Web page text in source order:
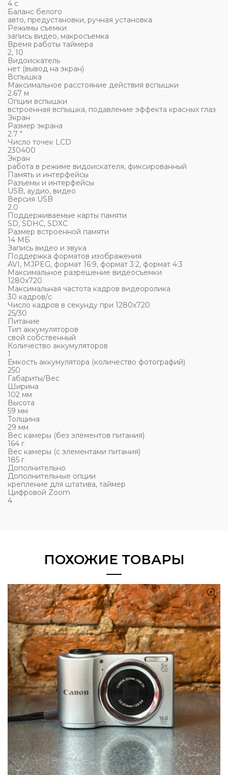
4 c
Баланс белого
авто, предустановки, ручная установка
Режимы съемки
запись видео, макросъемка
Время работы таймера
2, 10
Видоискатель
нет (вывод на экран)
Вспышка
Максимальное расстояние действия вспышки
2.67 м
Опции вспышки
встроенная вспышка, подавление эффекта красных глаз
Экран
Размер экрана
2.7 "
Число точек LCD
230400
Экран
работа в режиме видоискателя, фиксированный
Память и интерфейсы
Разъемы и интерфейсы
USB, аудио, видео
Версия USB
2.0
Поддерживаемые карты памяти
SD, SDHC, SDXC
Размер встроенной памяти
14 МБ
Запись видео и звука
Поддержка форматов изображения
AVI, MJPEG, формат 16:9, формат 3:2, формат 4:3
Максимальное разрешение видеосъемки
1280x720
Максимальная частота кадров видеоролика
30 кадров/с
Число кадров в секунду при 1280х720
25/30
Питание
Тип аккумуляторов
свой собственный
Количество аккумуляторов
1
Емкость аккумулятора (количество фотографий)
250
Габариты/Вес
Ширина
102 мм
Высота
59 мм
Толщина
29 мм
Вес камеры (без элементов питания)
164 г
Вес камеры (с элементами питания)
185 г
Дополнительно
Дополнительные опции
крепление для штатива, таймер
Цифровой Zoom
4
ПОХОЖИЕ ТОВАРЫ